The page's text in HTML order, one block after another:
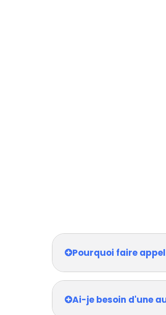
Pourquoi faire
Ai-je besoin d'une